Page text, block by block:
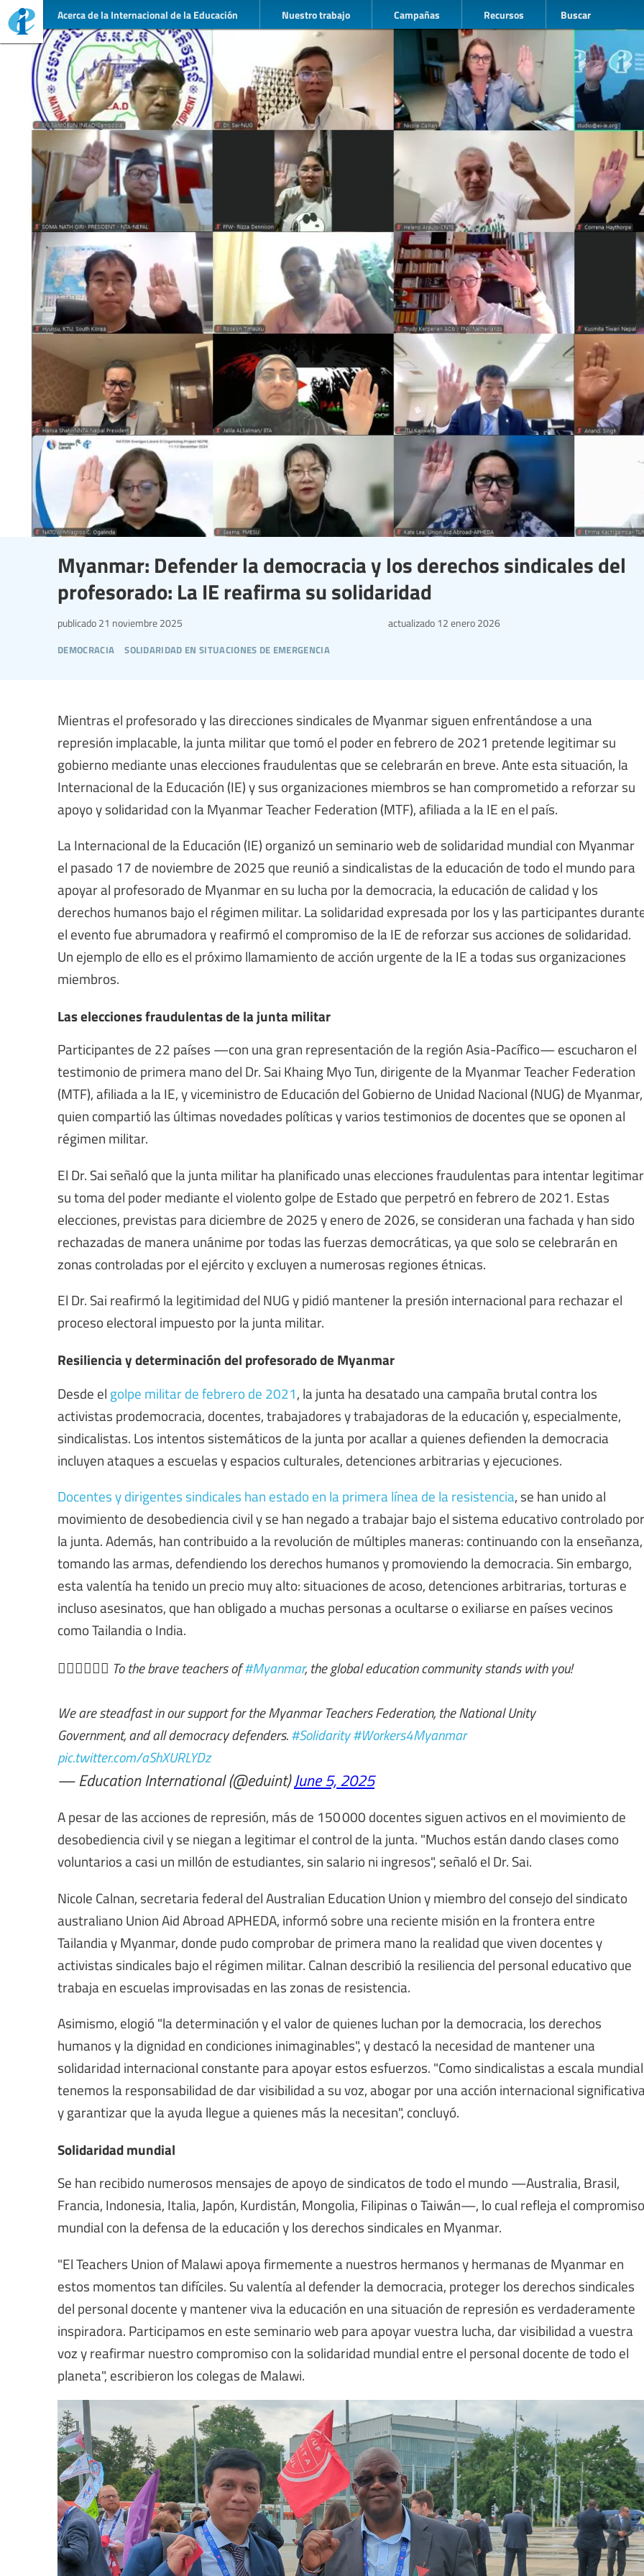
Acerca de la Internacional de la Educación Nuestro trabajo Campañas Recursos Buscar
Myanmar: Defender la democracia y los derechos sindicales del
profesorado: La IE reafirma su solidaridad
democracia solidaridad en situaciones de emergencia
publicado 21 noviembre 2025 actualizado 12 enero 2026
Mientras el profesorado y las direcciones sindicales de Myanmar siguen enfrentándose a una
represión implacable, la junta militar que tomó el poder en febrero de 2021 pretende legitimar su
gobierno mediante unas elecciones fraudulentas que se celebrarán en breve. Ante esta situación, la
Internacional de la Educación (IE) y sus organizaciones miembros se han comprometido a reforzar su
apoyo y solidaridad con la Myanmar Teacher Federation (MTF), afiliada a la IE en el país.
La Internacional de la Educación (IE) organizó un seminario web de solidaridad mundial con Myanmar
el pasado 17 de noviembre de 2025 que reunió a sindicalistas de la educación de todo el mundo para
apoyar al profesorado de Myanmar en su lucha por la democracia, la educación de calidad y los
derechos humanos bajo el régimen militar. La solidaridad expresada por los y las participantes
el evento fue abrumadora y reafirmó el compromiso de la IE de reforzar sus acciones de solidaridad.
Un ejemplo de ello es el próximo llamamiento de acción urgente de la IE a todas sus organizaciones
miembros.
Las elecciones fraudulentas de la junta militar
Participantes de 22 países —con una gran representación de la región Asia-Pacífico— escucharon el
testimonio de primera mano del Dr. Sai Khaing Myo Tun, dirigente de la Myanmar Teacher Federation
(MTF), afiliada a la IE, y viceministro de Educación del Gobierno de Unidad Nacional (NUG) de Myanmar,
quien compartió las últimas novedades políticas y varios testimonios de docentes que se oponen al
régimen militar.
El Dr. Sai señaló que la junta militar ha planificado unas elecciones fraudulentas para intentar legitimar
su toma del poder mediante el violento golpe de Estado que perpetró en febrero de 2021. Estas
elecciones, previstas para diciembre de 2025 y enero de 2026, se consideran una fachada y han sido
rechazadas de manera unánime por todas las fuerzas democráticas, ya que solo se celebrarán en
zonas controladas por el ejército y excluyen a numerosas regiones étnicas.
El Dr. Sai reafirmó la legitimidad del NUG y pidió mantener la presión internacional para rechazar el
proceso electoral impuesto por la junta militar.
Resiliencia y determinación del profesorado de Myanmar
Desde el golpe militar de febrero de 2021, la junta ha desatado una campaña brutal contra los
activistas prodemocracia, docentes, trabajadores y trabajadoras de la educación y, especialmente,
sindicalistas. Los intentos sistemáticos de la junta por acallar a quienes defienden la democracia
incluyen ataques a escuelas y espacios culturales, detenciones arbitrarias y ejecuciones.
Docentes y dirigentes sindicales han estado en la primera línea de la resistencia, se han unido al
movimiento de desobediencia civil y se han negado a trabajar bajo el sistema educativo controlado por
la junta. Además, han contribuido a la revolución de múltiples maneras: continuando con la enseñanza,
tomando las armas, defendiendo los derechos humanos y promoviendo la democracia. Sin embargo,
esta valentía ha tenido un precio muy alto: situaciones de acoso, detenciones arbitrarias, torturas e
incluso asesinatos, que han obligado a muchas personas a ocultarse o exiliarse en países vecinos
como Tailandia o India.
✊🏿✊🏻✊🏾 To the brave teachers of#Myanmar, the global education community stands with you!
We are steadfast in our support for the Myanmar Teachers Federation, the National Unity
Government, and all democracy defenders.#Solidarity#Workers4Myanmar
pic.twitter.com/aShXURLYDz
— Education International (@eduint)June 5, 2025
A pesar de las acciones de represión, más de 150 000 docentes siguen activos en el movimiento de
desobediencia civil y se niegan a legitimar el control de la junta. "Muchos están dando clases como
voluntarios a casi un millón de estudiantes, sin salario ni ingresos", señaló el Dr. Sai.
Nicole Calnan, secretaria federal del Australian Education Union y miembro del consejo del sindicato
australiano Union Aid Abroad APHEDA, informó sobre una reciente misión en la frontera entre
Tailandia y Myanmar, donde pudo comprobar de primera mano la realidad que viven docentes y
activistas sindicales bajo el régimen militar. Calnan describió la resiliencia del personal educativo que
trabaja en escuelas improvisadas en las zonas de resistencia.
Asimismo, elogió "la determinación y el valor de quienes luchan por la democracia, los derechos
humanos y la dignidad en condiciones inimaginables", y destacó la necesidad de mantener una
solidaridad internacional constante para apoyar estos esfuerzos. "Como sindicalistas a escala
tenemos la responsabilidad de dar visibilidad a su voz, abogar por una acción internacional
y garantizar que la ayuda llegue a quienes más la necesitan", concluyó.
Solidaridad mundial
Se han recibido numerosos mensajes de apoyo de sindicatos de todo el mundo —Australia, Brasil,
Francia, Indonesia, Italia, Japón, Kurdistán, Mongolia, Filipinas o Taiwán—, lo cual refleja el compromiso
mundial con la defensa de la educación y los derechos sindicales en Myanmar.
"El Teachers Union of Malawi apoya firmemente a nuestros hermanos y hermanas de Myanmar en
estos momentos tan difíciles. Su valentía al defender la democracia, proteger los derechos sindicales
del personal docente y mantener viva la educación en una situación de represión es verdaderamente
inspiradora. Participamos en este seminario web para apoyar vuestra lucha, dar visibilidad a vuestra
voz y reafirmar nuestro compromiso con la solidaridad mundial entre el personal docente de todo el
planeta", escribieron los colegas de Malawi.